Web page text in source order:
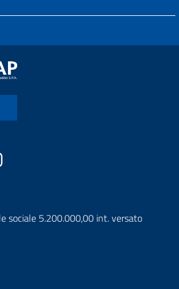
sociale 5.200.000,00 int. versato